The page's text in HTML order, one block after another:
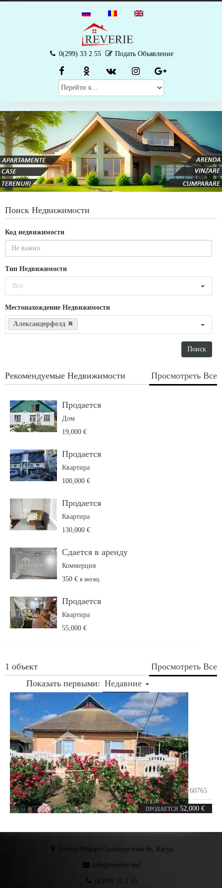
0(299) 33 2 55 Подать Объявление
Поиск Недвижимости
Код недвижимости
Тип Недвижимости
Все
Местонахождение Недвижимости
Александерфелд
Рекомендуемые Недвижимости Просмотреть Все
Продается
Дом
19,000 €
Продается
Квартира
100,000 €
Продается
Квартира
130,000 €
Сдается в аренду
Коммерция
350 € в месяц
Продается
Квартира
55,000 €
Просмотреть Все
1 объект
Показать первыми: Недавние
ПРОДАЕТСЯ 52,000 €
Александерфелд Код:60765
5комнат 147m²
Улица Фёдора Селиверстова 9z, Кагул
info@reverie.md
0(299) 33 2 55